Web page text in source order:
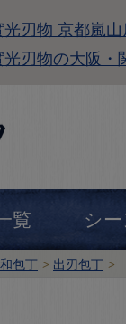
光刃物 京都嵐
光刃物の大阪・
覧 シ
和包丁 出刃包丁